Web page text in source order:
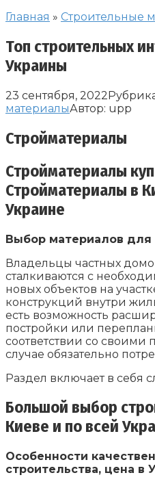
Главная » Строительные
Топ строительных
Украины
23 сентября, 2022
материалыАвтор: upp
Стройматериалы
Стройматериалы
Стройматериалы в
Украине
Выбор материалов для
Владельцы частных
сталкиваются с
новых объектов на
конструкций внутри
есть возможность
постройки или
соответствии со своими
случае обязательно
Раздел включает в себя
Большой выбор
Киеве и по всей
Особенности
строительства, цена в